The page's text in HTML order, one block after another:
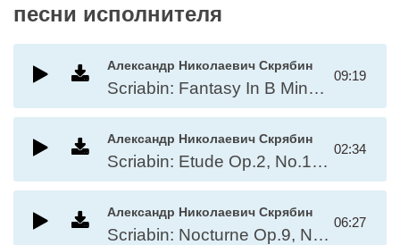
песни исполнителя
Александр Николаевич Скрябин
Scriabin: Fantasy In B Minor Op. 28
09:19
Александр Николаевич Скрябин
Scriabin: Etude Op.2, No.1 in C sharp minor
02:34
Александр Николаевич Скрябин
Scriabin: Nocturne Op.9, No.2 Left Hand Alone
06:27